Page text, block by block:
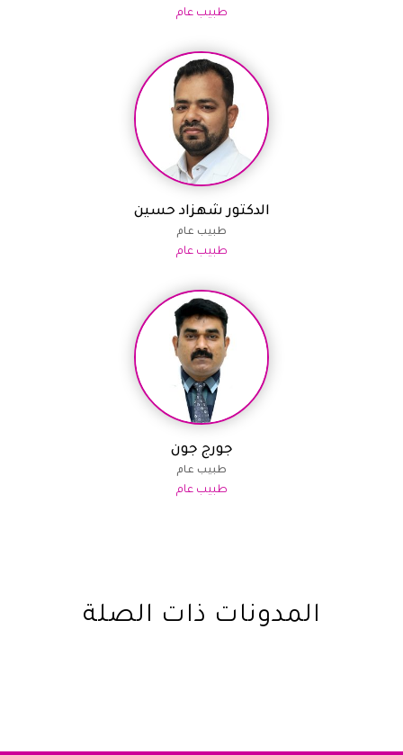
طبيب عام
الدكتور شهزاد حسين
طبيب عام
طبيب عام
جورج جون
طبيب عام
طبيب عام
المدونات ذات الصلة